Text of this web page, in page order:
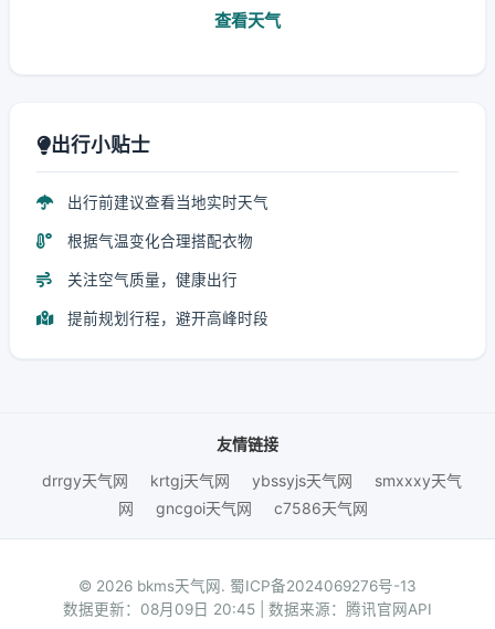
查看天气
出行小贴士
出行前建议查看当地实时天气
根据气温变化合理搭配衣物
关注空气质量，健康出行
提前规划行程，避开高峰时段
友情链接
drrgy天气网
krtgj天气网 ybssyjs天气网
smxxxy天气
网
gncgoi天气网 c7586天气网
© 2026 bkms天气网. 蜀ICP备2024069276号-13
数据更新：08月09日 20:45 | 数据来源：腾讯官网API